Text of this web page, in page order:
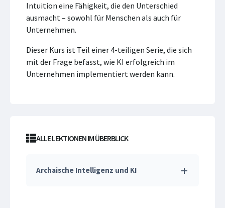
Intuition eine Fähigkeit, die den Unterschied
ausmacht – sowohl für Menschen als auch für
Unternehmen.
Dieser Kurs ist Teil einer 4-teiligen Serie, die sich
mit der Frage befasst, wie KI erfolgreich im
Unternehmen implementiert werden kann.
ALLE LEKTIONEN IM ÜBERBLICK
Archaische Intelligenz und KI